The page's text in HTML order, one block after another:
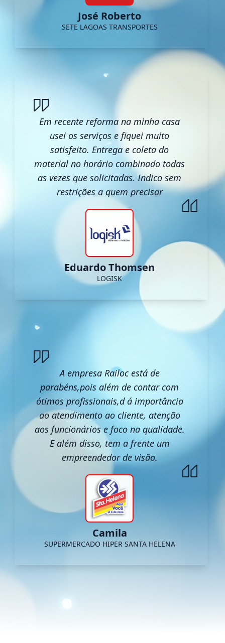
José Roberto
SETE LAGOAS TRANSPORTES
Em recente reforma na minha casa
usei os serviços e fiquei muito
satisfeito. Entrega e coleta do
material no horário combinado todas
as vezes que solicitadas. Indico sem
restrições a quem precisar
Eduardo Thomsen
LOGISK
A empresa Railoc está de
parabéns,pois além de contar com
ótimos profissionais,d á importância
ao atendimento ao cliente, atenção
aos funcionários e foco na qualidade.
E além disso, tem a frente um
empreendedor de visão.
Camila
SUPERMERCADO HIPER SANTA HELENA